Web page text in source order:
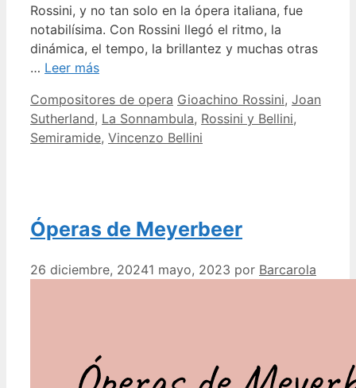
Rossini, y no tan solo en la ópera italiana, fue
notabilísima. Con Rossini llegó el ritmo, la
dinámica, el tempo, la brillantez y muchas otras
… Leer más
Categorías
Compositores de opera Etiquetas
Gioachino Rossini, Joan
Sutherland, La Sonnambula, Rossini y Bellini,
Semiramide, Vincenzo Bellini
Óperas de Meyerbeer
26 diciembre, 20241 mayo, 2023 por Barcarola